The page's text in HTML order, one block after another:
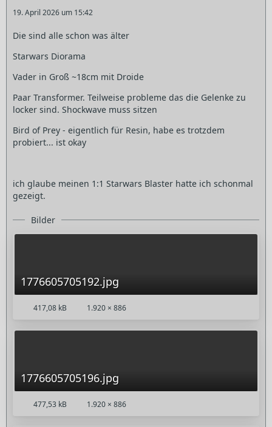
19. April 2026 um 15:42
Die sind alle schon was älter
Starwars Diorama
Vader in Groß ~18cm mit Droide
Paar Transformer. Teilweise probleme das die Gelenke zu
locker sind. Shockwave muss sitzen
Bird of Prey - eigentlich für Resin, habe es trotzdem
probiert... ist okay
ich glaube meinen 1:1 Starwars Blaster hatte ich schonmal
gezeigt.
Bilder
1776605705192.jpg
417,08 kB 1.920 × 886
1776605705196.jpg
477,53 kB 1.920 × 886